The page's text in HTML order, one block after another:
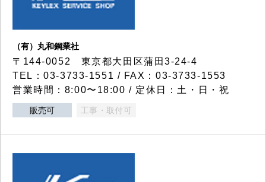
（有）丸和鋼業社
〒144-0052 東京都大田区蒲田3-24-4
TEL：03-3733-1551 / FAX：03-3733-1553
営業時間：8:00〜18:00 / 定休日：土・日・祝
販売可 工事・取付可